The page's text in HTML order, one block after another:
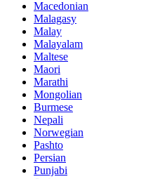
Macedonian
Malagasy
Malay
Malayalam
Maltese
Maori
Marathi
Mongolian
Burmese
Nepali
Norwegian
Pashto
Persian
Punjabi